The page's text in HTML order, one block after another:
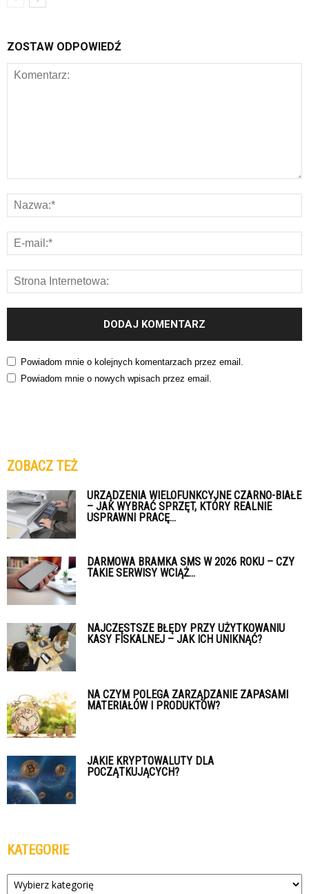
ZOSTAW ODPOWIEDŹ
Powiadom mnie o kolejnych komentarzach przez email.
Powiadom mnie o nowych wpisach przez email.
ZOBACZ TEŻ
URZĄDZENIA WIELOFUNKCYJNE CZARNO-BIAŁE
– JAK WYBRAĆ SPRZĘT, KTÓRY REALNIE
USPRAWNI PRACĘ...
DARMOWA BRAMKA SMS W 2026 ROKU – CZY
TAKIE SERWISY WCIĄŻ...
NAJCZĘSTSZE BŁĘDY PRZY UŻYTKOWANIU
KASY FISKALNEJ – JAK ICH UNIKNĄĆ?
NA CZYM POLEGA ZARZĄDZANIE ZAPASAMI
MATERIAŁÓW I PRODUKTÓW?
JAKIE KRYPTOWALUTY DLA
POCZĄTKUJĄCYCH?
KATEGORIE
Kategorie